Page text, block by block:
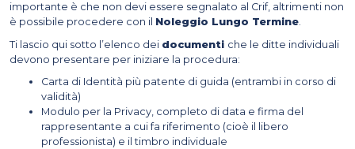
importante è che non devi essere segnalato al Crif, altrimenti non
è possibile procedere con il Noleggio Lungo Termine.
Ti lascio qui sotto l’elenco dei documenti che le ditte individuali
devono presentare per iniziare la procedura:
Carta di Identità più patente di guida (entrambi in corso di
validità)
Modulo per la Privacy, completo di data e firma del
rappresentante a cui fa riferimento (cioè il libero
professionista) e il timbro individuale